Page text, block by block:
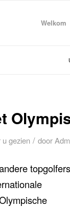
Welkom
u gezien / door